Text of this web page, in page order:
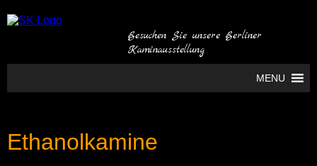
Besuchen Sie unsere Berliner
Kaminausstellung
MENU
Ethanolkamine